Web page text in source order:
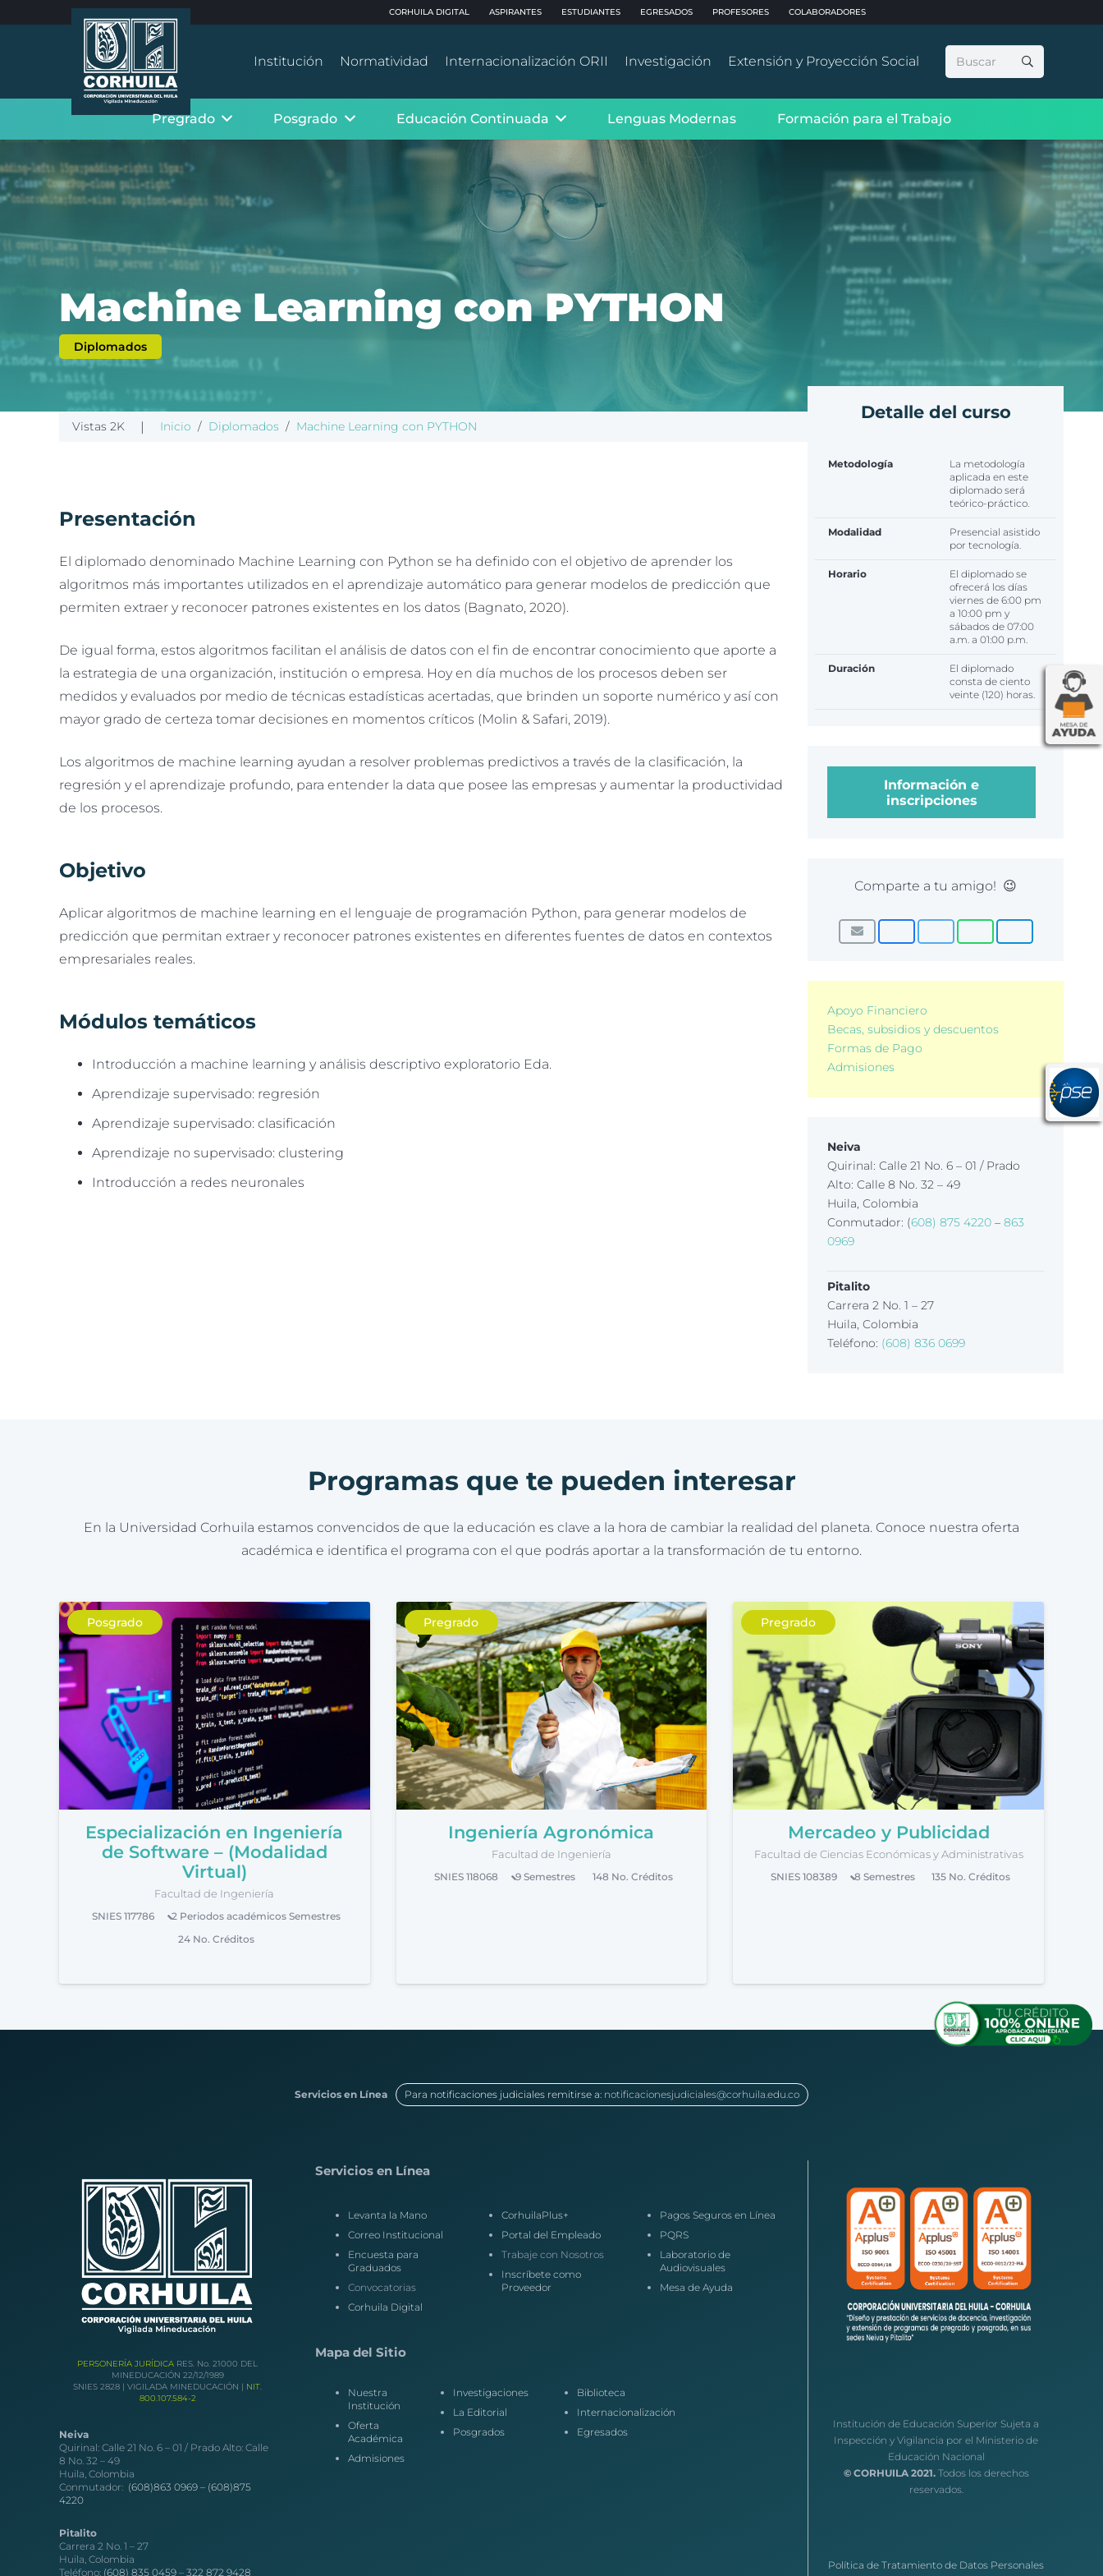
CORHUILA DIGITAL ASPIRANTES ESTUDIANTES EGRESADOS PROFESORES COLABORADORES
Institución Normatividad Internacionalización ORII Investigación Extensión y Proyección Social Buscar:
Pregrado Posgrado Educación Continuada Lenguas Modernas Formación para el Trabajo
Machine Learning con PYTHON
Diplomados
Vistas 2K | Inicio / Diplomados / Machine Learning con PYTHON
Presentación
El diplomado denominado Machine Learning con Python se ha definido con el objetivo de aprender los
algoritmos más importantes utilizados en el aprendizaje automático para generar modelos de predicción que
permiten extraer y reconocer patrones existentes en los datos (Bagnato, 2020).
De igual forma, estos algoritmos facilitan el análisis de datos con el fin de encontrar conocimiento que aporte a
la estrategia de una organización, institución o empresa. Hoy en día muchos de los procesos deben ser
medidos y evaluados por medio de técnicas estadísticas acertadas, que brinden un soporte numérico y así con
mayor grado de certeza tomar decisiones en momentos críticos (Molin & Safari, 2019).
Los algoritmos de machine learning ayudan a resolver problemas predictivos a través de la clasificación, la
regresión y el aprendizaje profundo, para entender la data que posee las empresas y aumentar la productividad
de los procesos.
Objetivo
Aplicar algoritmos de machine learning en el lenguaje de programación Python, para generar modelos de
predicción que permitan extraer y reconocer patrones existentes en diferentes fuentes de datos en contextos
empresariales reales.
Módulos temáticos
Introducción a machine learning y análisis descriptivo exploratorio Eda.
Aprendizaje supervisado: regresión
Aprendizaje supervisado: clasificación
Aprendizaje no supervisado: clustering
Introducción a redes neuronales
Detalle del curso
Metodología
La metodología
aplicada en este
diplomado será
teórico-práctico.
Modalidad
Presencial asistido
por tecnología.
Horario
El diplomado se
ofrecerá los días
viernes de 6:00 pm
a 10:00 pm y
sábados de 07:00
a.m. a 01:00 p.m.
Duración
El diplomado
consta de ciento
veinte (120) horas.
Información e
inscripciones
Comparte a tu amigo! 😉
Apoyo Financiero
Becas, subsidios y descuentos
Formas de Pago
Admisiones
Neiva
Quirinal: Calle 21 No. 6 – 01 / Prado
Alto: Calle 8 No. 32 – 49
Huila, Colombia
Conmutador: (608) 875 4220 – 863
0969
Pitalito
Carrera 2 No. 1 – 27
Huila, Colombia
Teléfono: (608) 836 0699
Programas que te pueden interesar
En la Universidad Corhuila estamos convencidos de que la educación es clave a la hora de cambiar la realidad del planeta. Conoce nuestra oferta
académica e identifica el programa con el que podrás aportar a la transformación de tu entorno.
Posgrado
Especialización en Ingeniería
de Software – (Modalidad
Virtual)
Facultad de Ingeniería
SNIES117786 2 Periodos académicos Semestres
24 No. Créditos
Pregrado
Ingeniería Agronómica
Facultad de Ingeniería
SNIES118068 9Semestres 148 No. Créditos
Pregrado
Mercadeo y Publicidad
Facultad de Ciencias Económicas y Administrativas
SNIES 108389 8 Semestres 135 No. Créditos
Servicios en Línea Para notificaciones judiciales remitirse a: notificacionesjudiciales@corhuila.edu.co
PERSONERÍA JURÍDICA RES. No. 21000 DEL
MINEDUCACIÓN 22/12/1989
SNIES 2828 | VIGILADA MINEDUCACIÓN | NIT.
800.107.584-2
Neiva
Quirinal: Calle 21 No. 6 – 01 / Prado Alto: Calle
8 No. 32 – 49
Huila, Colombia
Conmutador: (608)863 0969 – (608)875
4220
Pitalito
Carrera 2 No. 1 – 27
Huila, Colombia
Teléfono: (608) 835 0459 – 322 872 9428
Servicios en Línea
Levanta la Mano
Correo Institucional
Encuesta para
Graduados
Convocatorias
Corhuila Digital
CorhuilaPlus+
Portal del Empleado
Trabaje con Nosotros
Inscríbete como
Proveedor
Pagos Seguros en Línea
PQRS
Laboratorio de
Audiovisuales
Mesa de Ayuda
Mapa del Sitio
Nuestra
Institución
Oferta
Académica
Admisiones
Investigaciones
La Editorial
Posgrados
Biblioteca
Internacionalización
Egresados
Institución de Educación Superior Sujeta a
Inspección y Vigilancia por el Ministerio de
Educación Nacional
© CORHUILA 2021. Todos los derechos
reservados.
Política de Tratamiento de Datos Personales